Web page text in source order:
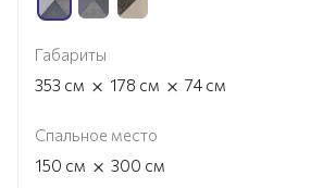
Габариты
353 см × 178 см × 74 см
Спальное место
150 см × 300 см